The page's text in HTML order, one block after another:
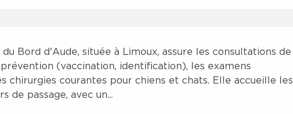
Bord d'Aude, située à Limoux, assure les consultations de
(vaccination, identification), les examens
chirurgies courantes pour chiens et chats. Elle accueille les
de passage, avec un...